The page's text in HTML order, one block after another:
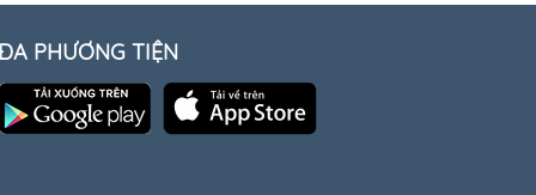
PHƯƠNG TIỆN